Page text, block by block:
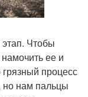
Чтобы
ее и
процесс
но нам пальцы